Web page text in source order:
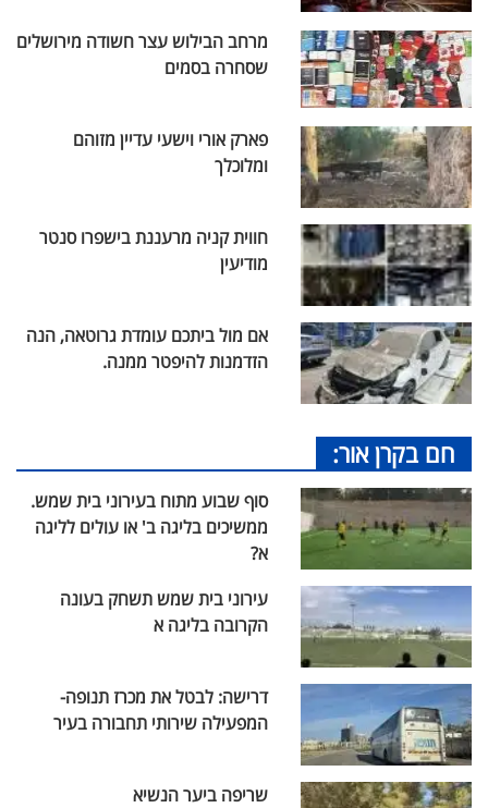
מרחב הבילוש עצר חשודה מירושלים
שסחרה בסמים
פארק אורי וישעי עדיין מזוהם
ומלוכלך
חווית קניה מרעננת בישפרו סנטר
מודיעין
אם מול ביתכם עומדת גרוטאה, הנה
הזדמנות להיפטר ממנה.
חם בקרן אור:
סוף שבוע מתוח בעירוני בית שמש.
ממשיכים בליגה ב' או עולים לליגה
א?
עירוני בית שמש תשחק בעונה
הקרובה בליגה א
דרישה: לבטל את מכרז תנופה-
המפעילה שירותי תחבורה בעיר
שריפה ביער הנשיא